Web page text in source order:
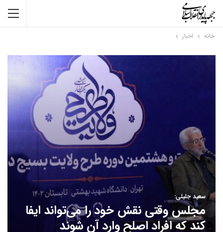
خانه اخبار
سعید جلیلی:
مجلس وقتی نقش خود را می‌تواند ایفا
کند که افراد اصلح وارد آن شوند